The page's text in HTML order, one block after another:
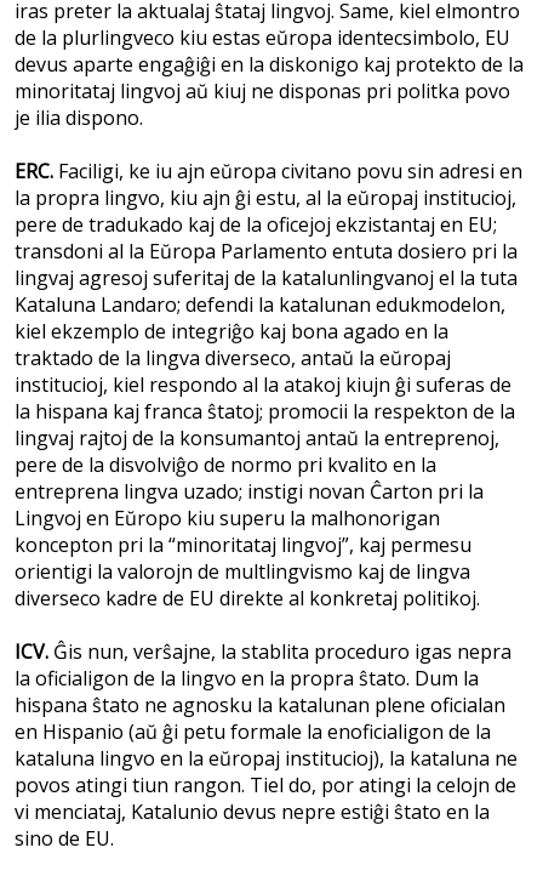
iras preter la aktualaj ŝtataj lingvoj. Same, kiel elmontro
de la plurlingveco kiu estas eŭropa identecsimbolo, EU
devus aparte engaĝiĝi en la diskonigo kaj protekto de la
minoritataj lingvoj aŭ kiuj ne disponas pri politka povo
je ilia dispono.
ERC. Faciligi, ke iu ajn eŭropa civitano povu sin adresi en
la propra lingvo, kiu ajn ĝi estu, al la eŭropaj institucioj,
pere de tradukado kaj de la oficejoj ekzistantaj en EU;
transdoni al la Eŭropa Parlamento entuta dosiero pri la
lingvaj agresoj suferitaj de la katalunlingvanoj el la tuta
Kataluna Landaro; defendi la katalunan edukmodelon,
kiel ekzemplo de integriĝo kaj bona agado en la
traktado de la lingva diverseco, antaŭ la eŭropaj
institucioj, kiel respondo al la atakoj kiujn ĝi suferas de
la hispana kaj franca ŝtatoj; promocii la respekton de la
lingvaj rajtoj de la konsumantoj antaŭ la entreprenoj,
pere de la disvolviĝo de normo pri kvalito en la
entreprena lingva uzado; instigi novan Ĉarton pri la
Lingvoj en Eŭropo kiu superu la malhonorigan
koncepton pri la “minoritataj lingvoj”, kaj permesu
orientigi la valorojn de multlingvismo kaj de lingva
diverseco kadre de EU direkte al konkretaj politikoj.
ICV. Ĝis nun, verŝajne, la stablita proceduro igas nepra
la oficialigon de la lingvo en la propra ŝtato. Dum la
hispana ŝtato ne agnosku la katalunan plene oficialan
en Hispanio (aŭ ĝi petu formale la enoficialigon de la
kataluna lingvo en la eŭropaj institucioj), la kataluna ne
povos atingi tiun rangon. Tiel do, por atingi la celojn de
vi menciataj, Katalunio devus nepre estiĝi ŝtato en la
sino de EU.